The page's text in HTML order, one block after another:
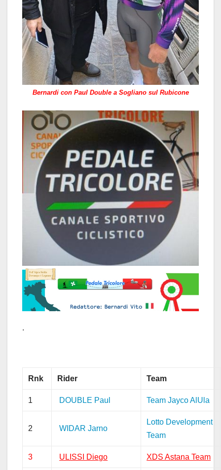
Bernardi con Paul Double a Sogliano sul Rubicone
.
Rnk Rider Team
1 DOUBLE Paul Team Jayco AlUla
2 WIDAR Jarno
Lotto Development
Team
3 ULISSI Diego XDS Astana Team